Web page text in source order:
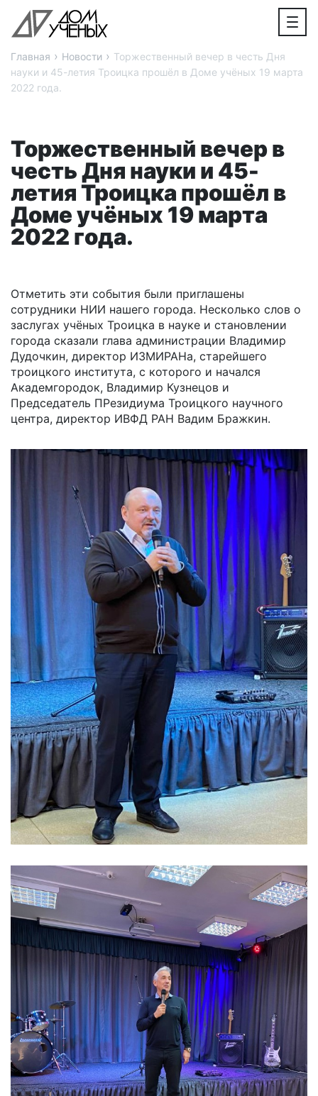
Главная › Новости › Торжественный вечер в честь Дня
науки и 45-летия Троицка прошёл в Доме учёных 19 марта
2022 года.
Торжественный вечер в
честь Дня науки и 45-
летия Троицка прошёл в
Доме учёных 19 марта
2022 года.
Отметить эти события были приглашены
сотрудники НИИ нашего города. Несколько слов о
заслугах учёных Троицка в науке и становлении
города сказали глава администрации Владимир
Дудочкин, директор ИЗМИРАНа, старейшего
троицкого института, с которого и начался
Академгородок, Владимир Кузнецов и
Председатель ПРезидиума Троицкого научного
центра, директор ИВФД РАН Вадим Бражкин.